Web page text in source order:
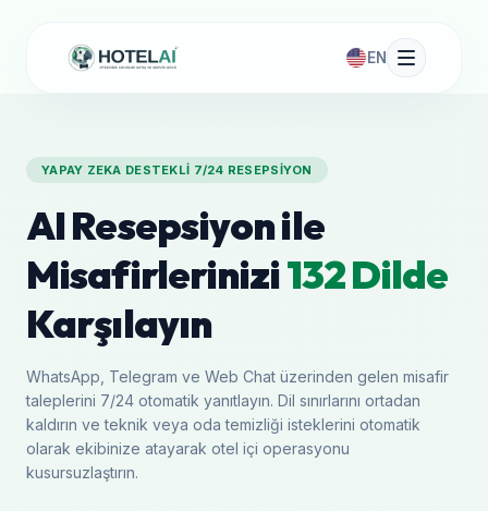
EN
YAPAY ZEKA DESTEKLI 7/24 RESEPSIYON
AI Resepsiyon ile
Misafirlerinizi132 Dilde
Karşılayın
WhatsApp, Telegram ve Web Chat üzerinden gelen misafir
taleplerini 7/24 otomatik yanıtlayın. Dil sınırlarını ortadan
kaldırın ve teknik veya oda temizliği isteklerini otomatik
olarak ekibinize atayarak otel içi operasyonu
kusursuzlaştırın.